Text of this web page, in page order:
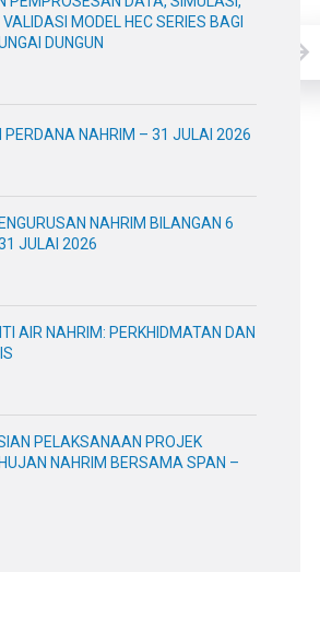
MODEL HEC SERIES BAGI
DUNGUN
PERDANA NAHRIM – 31 JULAI 2026
NAHRIM BILANGAN 6
JULAI 2026
AIR NAHRIM: PERKHIDMATAN DAN
PELAKSANAAN PROJEK
NAHRIM BERSAMA SPAN –